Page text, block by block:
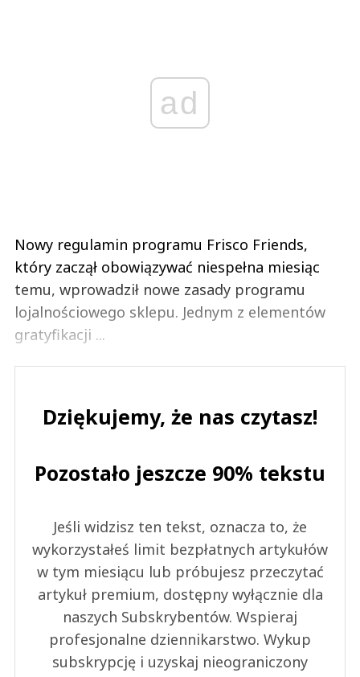
ad
Nowy regulamin programu Frisco Friends,
który zaczął obowiązywać niespełna miesiąc
temu, wprowadził nowe zasady programu
lojalnościowego sklepu. Jednym z elementów
gratyfikacji ...
Dziękujemy, że nas czytasz!
Pozostało jeszcze 90% tekstu
Jeśli widzisz ten tekst, oznacza to, że
wykorzystałeś limit bezpłatnych artykułów
w tym miesiącu lub próbujesz przeczytać
artykuł premium, dostępny wyłącznie dla
naszych Subskrybentów. Wspieraj
profesjonalne dziennikarstwo. Wykup
subskrypcję i uzyskaj nieograniczony